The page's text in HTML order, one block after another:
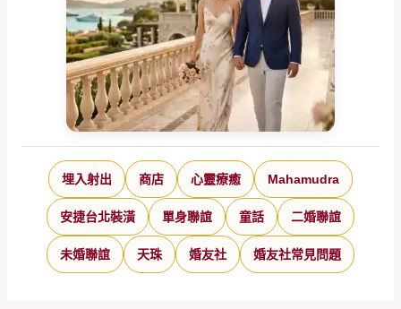
埋入射出 商店 心靈療癒 Mahamudra
安捷台北裝潢 單身聯誼 童話 二婚聯誼
未婚聯誼 天珠 婚友社 婚友社常見問題